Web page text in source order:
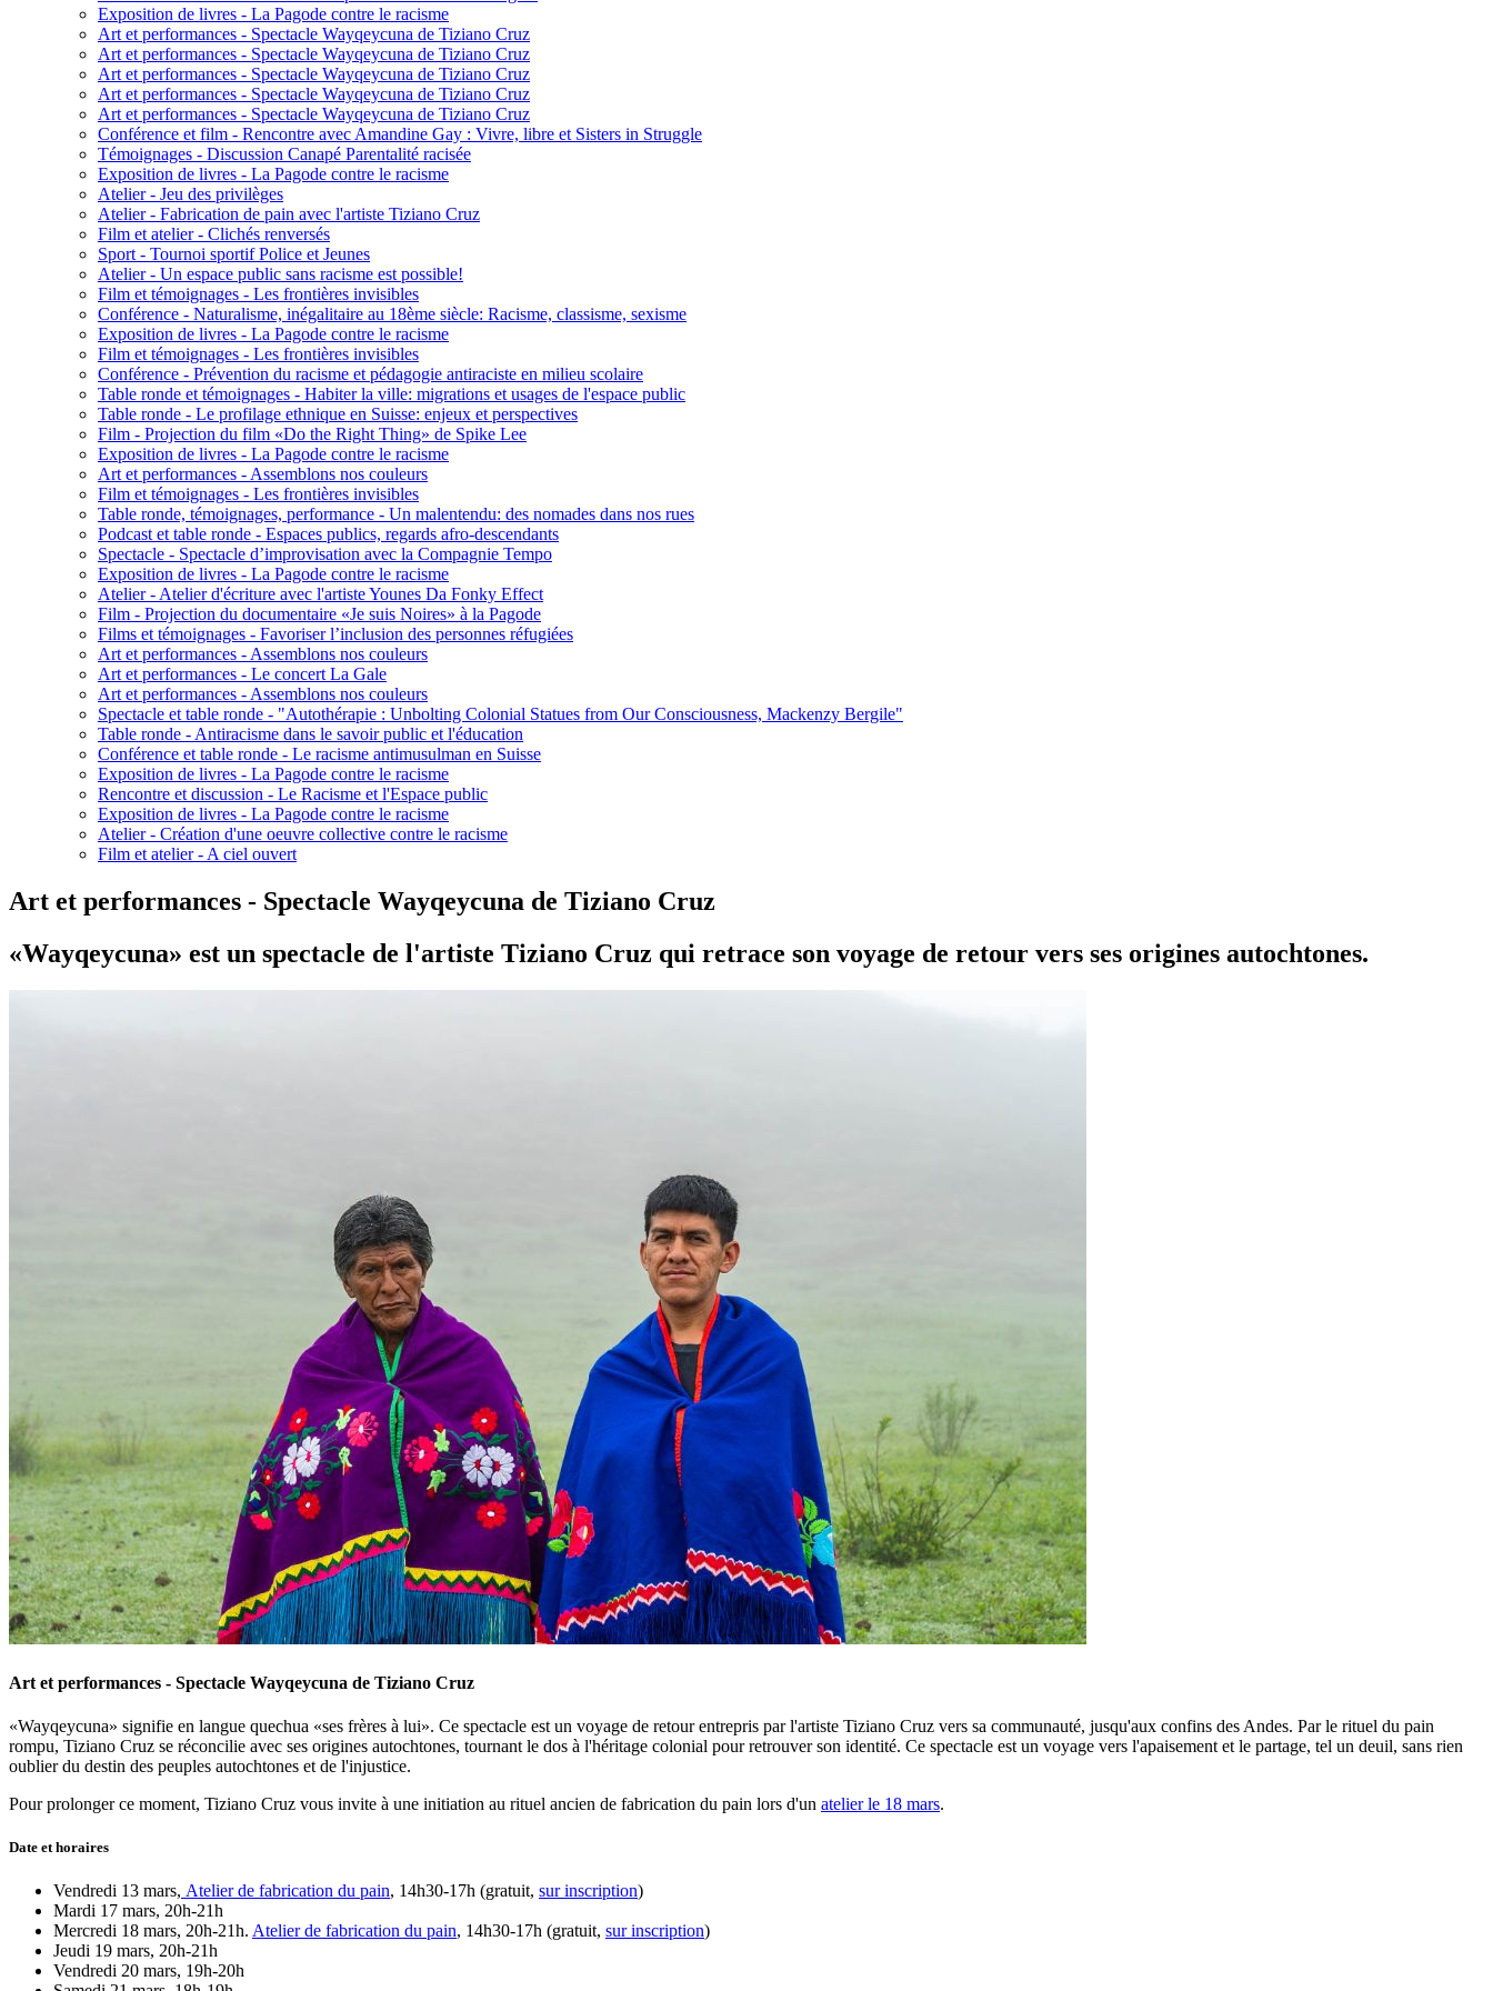
Exposition de livres - La Pagode contre le racisme
Art et performances - Spectacle Wayqeycuna de Tiziano Cruz
Art et performances - Spectacle Wayqeycuna de Tiziano Cruz
Art et performances - Spectacle Wayqeycuna de Tiziano Cruz
Art et performances - Spectacle Wayqeycuna de Tiziano Cruz
Art et performances - Spectacle Wayqeycuna de Tiziano Cruz
Conférence et film - Rencontre avec Amandine Gay : Vivre, libre et Sisters in Struggle
Témoignages - Discussion Canapé Parentalité racisée
Exposition de livres - La Pagode contre le racisme
Atelier - Jeu des privilèges
Atelier - Fabrication de pain avec l'artiste Tiziano Cruz
Film et atelier - Clichés renversés
Sport - Tournoi sportif Police et Jeunes
Atelier - Un espace public sans racisme est possible!
Film et témoignages - Les frontières invisibles
Conférence - Naturalisme, inégalitaire au 18ème siècle: Racisme, classisme, sexisme
Exposition de livres - La Pagode contre le racisme
Film et témoignages - Les frontières invisibles
Conférence - Prévention du racisme et pédagogie antiraciste en milieu scolaire
Table ronde et témoignages - Habiter la ville: migrations et usages de l'espace public
Table ronde - Le profilage ethnique en Suisse: enjeux et perspectives
Film - Projection du film «Do the Right Thing» de Spike Lee
Exposition de livres - La Pagode contre le racisme
Art et performances - Assemblons nos couleurs
Film et témoignages - Les frontières invisibles
Table ronde, témoignages, performance - Un malentendu: des nomades dans nos rues
Podcast et table ronde - Espaces publics, regards afro-descendants
Spectacle - Spectacle d’improvisation avec la Compagnie Tempo
Exposition de livres - La Pagode contre le racisme
Atelier - Atelier d'écriture avec l'artiste Younes Da Fonky Effect
Film - Projection du documentaire «Je suis Noires» à la Pagode
Films et témoignages - Favoriser l’inclusion des personnes réfugiées
Art et performances - Assemblons nos couleurs
Art et performances - Le concert La Gale
Art et performances - Assemblons nos couleurs
Spectacle et table ronde - "Autothérapie : Unbolting Colonial Statues from Our Consciousness, Mackenzy Bergile"
Table ronde - Antiracisme dans le savoir public et l'éducation
Conférence et table ronde - Le racisme antimusulman en Suisse
Exposition de livres - La Pagode contre le racisme
Rencontre et discussion - Le Racisme et l'Espace public
Exposition de livres - La Pagode contre le racisme
Atelier - Création d'une oeuvre collective contre le racisme
Film et atelier - A ciel ouvert
Art et performances - Spectacle Wayqeycuna de Tiziano Cruz
«Wayqeycuna» est un spectacle de l'artiste Tiziano Cruz qui retrace son voyage de retour vers ses origines autochtones.
Art et performances - Spectacle Wayqeycuna de Tiziano Cruz
«Wayqeycuna» signifie en langue quechua «ses frères à lui». Ce spectacle est un voyage de retour entrepris par l'artiste Tiziano Cruz vers sa communauté, jusqu'aux confins des Andes. Par le rituel du pain
rompu, Tiziano Cruz se réconcilie avec ses origines autochtones, tournant le dos à l'héritage colonial pour retrouver son identité. Ce spectacle est un voyage vers l'apaisement et le partage, tel un deuil, sans rien
oublier du destin des peuples autochtones et de l'injustice.
Pour prolonger ce moment, Tiziano Cruz vous invite à une initiation au rituel ancien de fabrication du pain lors d'un atelier le 18 mars.
Date et horaires
Vendredi 13 mars, Atelier de fabrication du pain, 14h30-17h (gratuit, sur inscription)
Mardi 17 mars, 20h-21h
Mercredi 18 mars, 20h-21h. Atelier de fabrication du pain, 14h30-17h (gratuit, sur inscription)
Jeudi 19 mars, 20h-21h
Vendredi 20 mars, 19h-20h